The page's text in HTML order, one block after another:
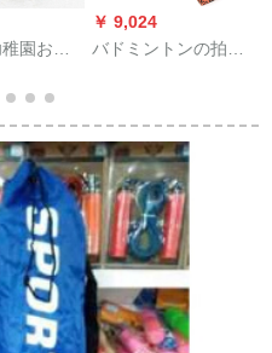
園おも
おもち
ケット+2
￥ 9,024
バドミントンの拍手
グリップ光面の薄い
滑り止め粘着力吸汗
帯X 8ヒョウ柄